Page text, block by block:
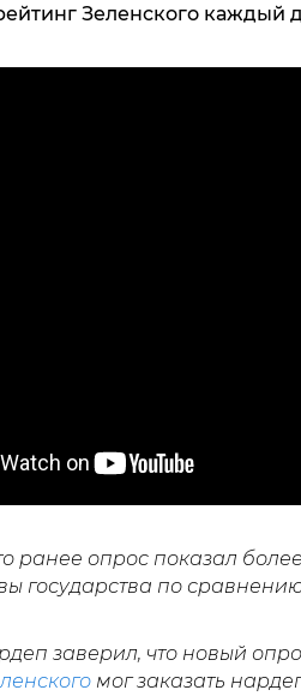
Зеленского каждый
ранее опрос показал
государства по
заверил, что новый
мог заказать